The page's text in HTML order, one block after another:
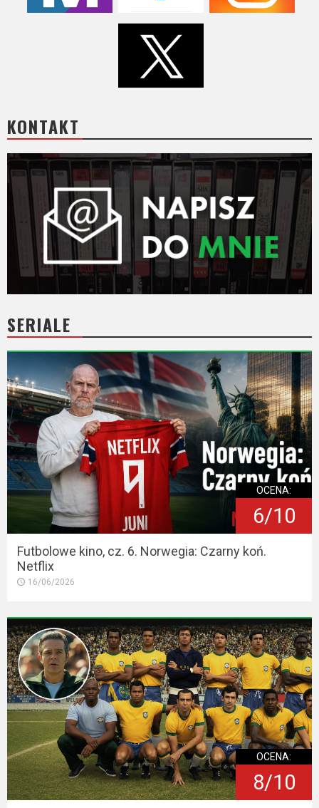
KONTAKT
SERIALE
OCENA:
6/10
Futbolowe kino, cz. 6. Norwegia: Czarny koń.
Netflix
16/06/2026
OCENA:
8/10